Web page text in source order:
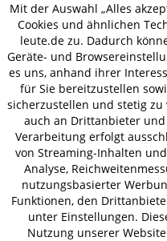
Mit der Auswahl „Alles
Cookies und ähnlichen
leute.de zu. Dadurch
Geräte- und
es uns, anhand ihrer
für Sie bereitzustellen
sicherzustellen und stetig
auch an Drittanbieter
Verarbeitung erfolgt
von Streaming-Inhalten
Analyse,
nutzungsbasierter
Funktionen, den
unter Einstellungen.
Nutzung unserer